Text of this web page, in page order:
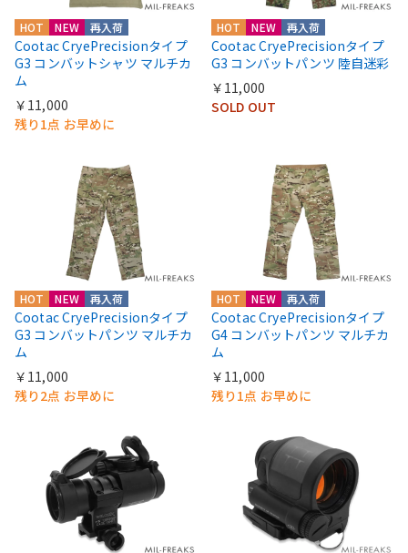
HOT NEW 再入荷
Cootac CryePrecisionタイプ
G3 コンバットシャツ マルチカ
ム
￥11,000
残り1点 お早めに
HOT NEW 再入荷
Cootac CryePrecisionタイプ
G3 コンバットパンツ 陸自迷彩
￥11,000
SOLD OUT
HOT NEW 再入荷
Cootac CryePrecisionタイプ
G3 コンバットパンツ マルチカ
ム
￥11,000
残り2点 お早めに
HOT NEW 再入荷
Cootac CryePrecisionタイプ
G4 コンバットパンツ マルチカ
ム
￥11,000
残り1点 お早めに